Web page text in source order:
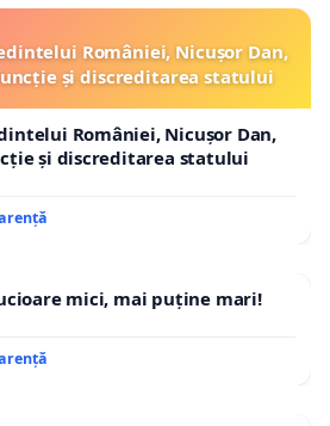
României, Nicușor Dan,
și discreditarea statului
României, Nicușor Dan,
și discreditarea statului
mici, mai puține mari!